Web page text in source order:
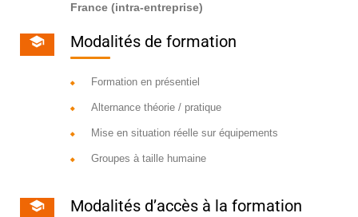
France (intra-entreprise)
Modalités de formation
Formation en présentiel
Alternance théorie / pratique
Mise en situation réelle sur équipements
Groupes à taille humaine
Modalités d’accès à la formation